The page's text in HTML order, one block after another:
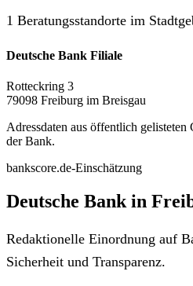
1 Beratungsstandorte im
Deutsche Bank Filiale
Rotteckring 3
79098 Freiburg im Breisgau
Adressdaten aus öffentlich
der Bank.
bankscore.de-Einschätzung
Deutsche Bank in
Redaktionelle Einordnung auf
Sicherheit und Transparenz.